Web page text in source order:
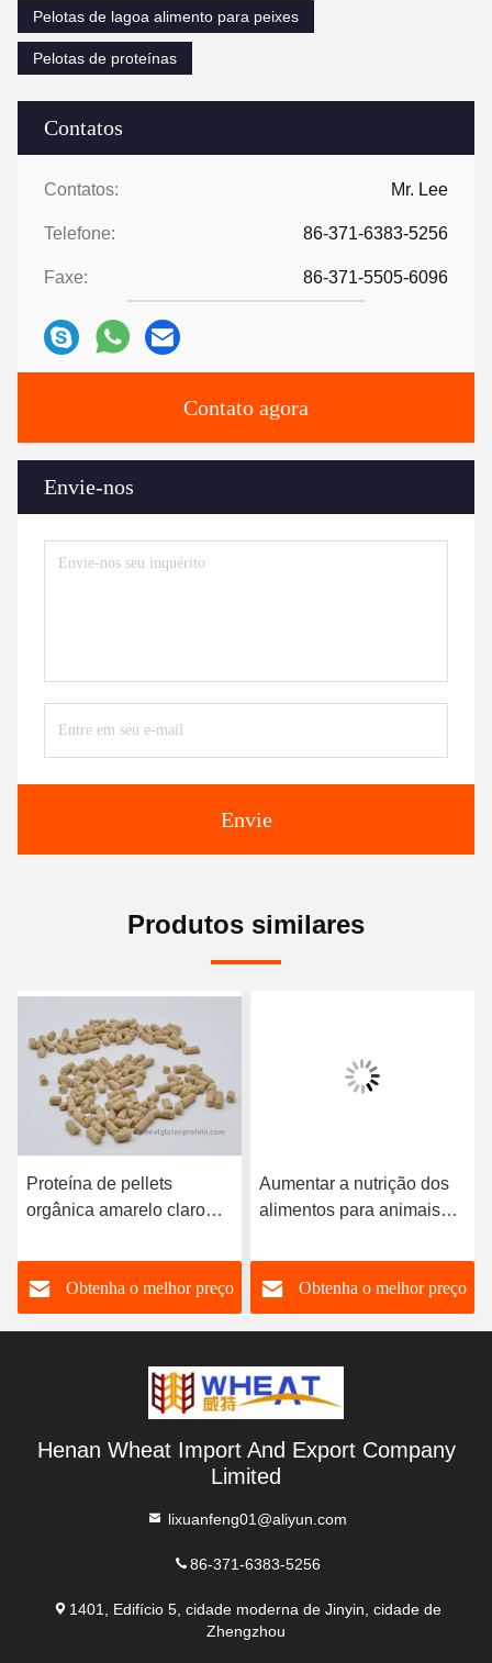
Contatos
Contatos: Mr. Lee
Telefone: 86-371-6383-5256
Faxe: 86-371-5505-6096
Contato agora
Envie-nos
Envie
Pelotas de lagoa alimento para peixes
Pelotas de proteínas
Produtos similares
Proteína de pellets
orgânica amarelo claro
Obtenha o melhor preço
Aumentar a nutrição dos
alimentos para animais
proteínas para aquicultura
Obtenha o melhor preço
Henan Wheat Import And Export Company
Limited
lixuanfeng01@aliyun.com
86-371-6383-5256
1401, Edifício 5, cidade moderna de Jinyin, cidade de
Zhengzhou